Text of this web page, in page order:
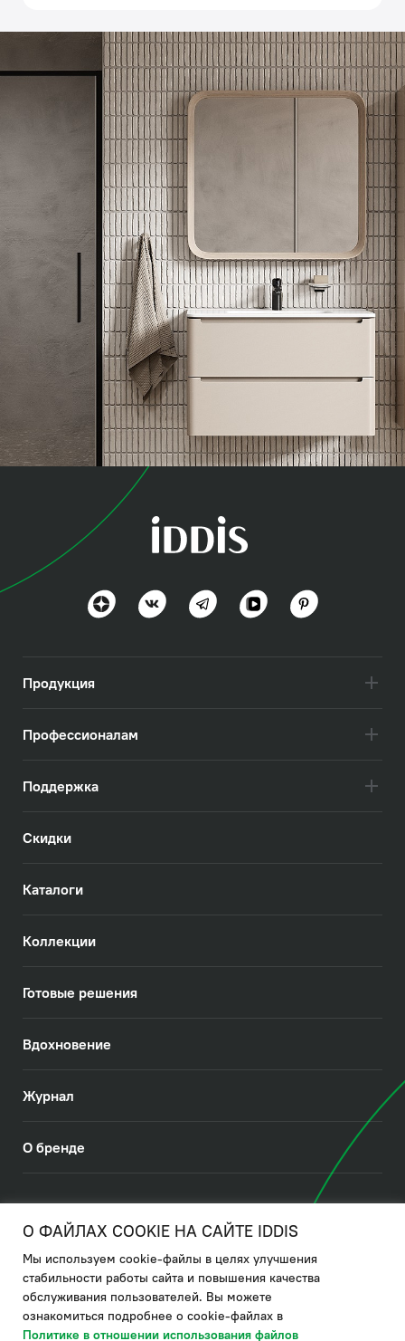
Эдифис (Edifice)
Продукция
Профессионалам
Поддержка
Скидки
Каталоги
Коллекции
Готовые решения
Вдохновение
Журнал
О бренде
Политика в отношении использования файлов cookies
Политика обработки ПДн
Политика в области управления цепочкой поставки
О ФАЙЛАХ COOKIE НА САЙТЕ IDDIS
Мы используем cookie-файлы в целях улучшения
стабильности работы сайта и повышения качества
обслуживания пользователей. Вы можете
ознакомиться подробнее о cookie-файлах в
Политике в отношении использования файлов